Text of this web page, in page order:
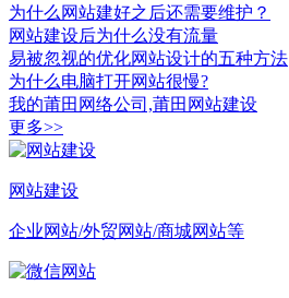
为什么网站建好之后还需要维护？
网站建设后为什么没有流量
易被忽视的优化网站设计的五种方法
为什么电脑打开网站很慢?
我的莆田网络公司,莆田网站建设
更多>>
网站建设
企业网站/外贸网站/商城网站等